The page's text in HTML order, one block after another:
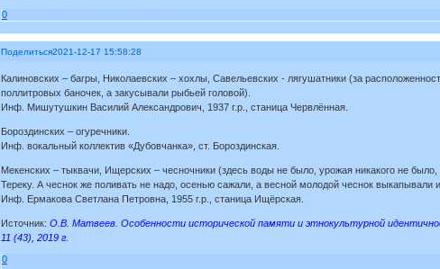
0
Поделиться2021-12-17 15:58:28
Калиновских – багры, Николаевских – хохлы, Савельевских - лягушатники (за
поллитровых баночек, а закусывали рыбьей головой).
Инф. Мишутушкин Василий Александрович, 1937 г.р., станица Червлённая.
Бороздинских – огуречники.
Инф. вокальный коллектив «Дубовчанка», ст. Бороздинская.
Мекенских – тыквачи, Ищерских – чесночники (здесь воды не было, урожая никакого не
Тереку. А чеснок же поливать не надо, осенью сажали, а весной молодой чеснок выкапывали
Инф. Ермакова Светлана Петровна, 1955 г.р., станица Ищёрская.
Источник: О.В. Матвеев. Особенности исторической памяти и этнокультурной
11 (43), 2019 г.
0